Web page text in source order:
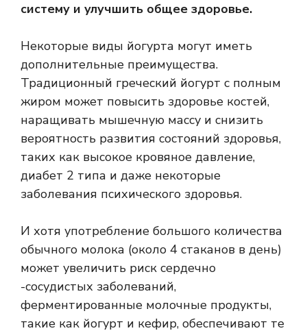
систему и улучшить общее здоровье.
Некоторые виды йогурта могут иметь
дополнительные преимущества.
Традиционный греческий йогурт с полным
жиром может повысить здоровье костей,
наращивать мышечную массу и снизить
вероятность развития состояний здоровья,
таких как высокое кровяное давление,
диабет 2 типа и даже некоторые
заболевания психического здоровья.
И хотя употребление большого количества
обычного молока (около 4 стаканов в день)
может увеличить риск сердечно
-сосудистых заболеваний,
ферментированные молочные продукты,
такие как йогурт и кефир, обеспечивают те